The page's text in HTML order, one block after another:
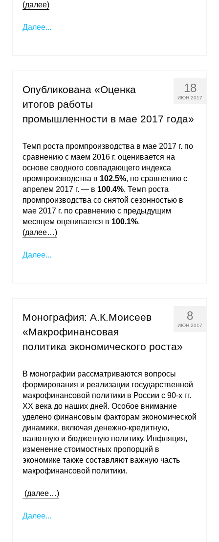
О совете
Материалы
Контакты
(далее)
Далее...
18
ИЮН 2017
Опубликована «Оценка
итогов работы
промышленности в мае 2017 года»
Темп роста промпроизводства в мае 2017 г. по
сравнению с маем 2016 г. оценивается на
основе сводного совпадающего индекса
промпроизводства в 102.5%, по сравнению с
апрелем 2017 г. — в 100.4%. Темп роста
промпроизводства со снятой сезонностью в
мае 2017 г. по сравнению с предыдущим
месяцем оценивается в 100.1%.
(далее…)
Далее...
8
ИЮН 2017
Монография: А.К.Моисеев
«Макрофинансовая
политика экономического роста»
В монографии рассматриваются вопросы
формирования и реализации государственной
макрофинансовой политики в России с 90-х гг.
ХХ века до наших дней. Особое внимание
уделено финансовым факторам экономической
динамики, включая денежно-кредитную,
валютную и бюджетную политику. Инфляция,
изменение стоимостных пропорций в
экономике также составляют важную часть
макрофинансовой политики.
(далее…)
Далее...